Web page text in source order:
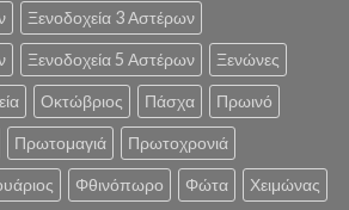
Ξενοδοχεία 3 Αστέρων
Ξενοδοχεία 5 Αστέρων Ξενώνες
Οκτώβριος Πάσχα Πρωινό
Πρωτομαγιά Πρωτοχρονιά
Φθινόπωρο Φώτα Χειμώνας